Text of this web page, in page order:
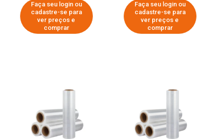
Faça seu login ou
cadastre-se para
ver preços e
comprar
Faça seu login ou
cadastre-se para
ver preços e
comprar